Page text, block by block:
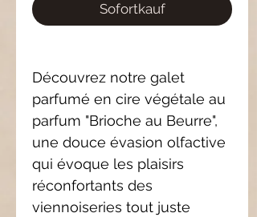
Sofortkauf
Découvrez notre galet
parfumé en cire végétale au
parfum "Brioche au Beurre",
une douce évasion olfactive
qui évoque les plaisirs
réconfortants des
viennoiseries tout juste